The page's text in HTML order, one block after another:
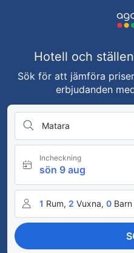
Hotell och
Sök för att jämföra
erbjudanden
Matara
Incheckning
sön 9 aug
1 Rum, 2 Vuxna, 0 Barn